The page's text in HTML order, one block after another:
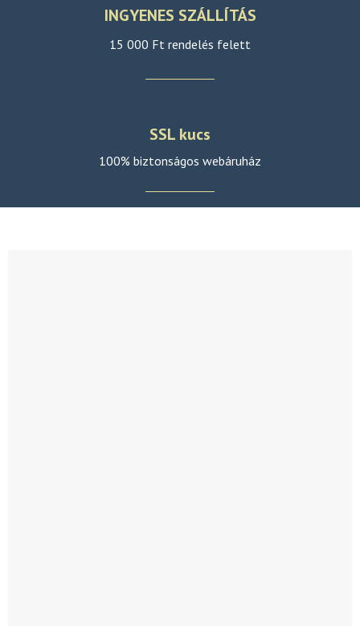
INGYENES SZÁLLÍTÁS
15 000 Ft rendelés felett
SSL kucs
100% biztonságos webáruház